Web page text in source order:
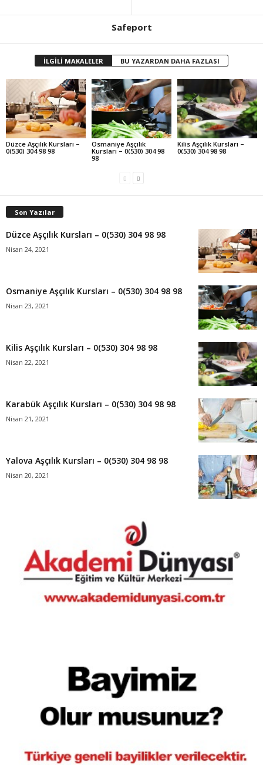
Safeport
İLGİLİ MAKALELER BU YAZARDAN DAHA FAZLASI
Düzce Aşçılık Kursları –
0(530) 304 98 98
Osmaniye Aşçılık
Kursları – 0(530) 304 98
98
Kilis Aşçılık Kursları –
0(530) 304 98 98
Son Yazılar
Düzce Aşçılık Kursları – 0(530) 304 98 98
Nisan 24, 2021
Osmaniye Aşçılık Kursları – 0(530) 304 98 98
Nisan 23, 2021
Kilis Aşçılık Kursları – 0(530) 304 98 98
Nisan 22, 2021
Karabük Aşçılık Kursları – 0(530) 304 98 98
Nisan 21, 2021
Yalova Aşçılık Kursları – 0(530) 304 98 98
Nisan 20, 2021